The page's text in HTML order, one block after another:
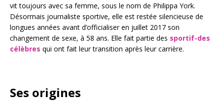
vit toujours avec sa femme, sous le nom de Philippa York.
Désormais journaliste sportive, elle est restée silencieuse de
longues années avant d’officialiser en juillet 2017 son
changement de sexe, à 58 ans. Elle fait partie des sportif-des
célèbres qui ont fait leur transition après leur carrière.
Ses origines